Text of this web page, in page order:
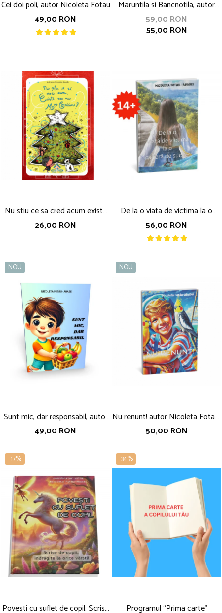
Cei doi poli, autor Nicoleta Fotau
49,00 RON
Maruntila si Bancnotila, autor
Roxana Bucur
59,00 RON
55,00 RON
Nu stiu ce sa cred acum exista
sau nu Mos Craciun, autor
26,00 RON
De la o viata de victima la o
cariera de succes, autor Nicoleta
Fotau-Ababei
56,00 RON
NOU
Sunt mic, dar responsabil, autor
Nicoleta Fotau-Ababei
49,00 RON
NOU
Nu renunt! autor Nicoleta Fotau-
Ababei
50,00 RON
-17%
Povesti cu suflet de copil. Scrise
-34%
Programul “Prima carte”